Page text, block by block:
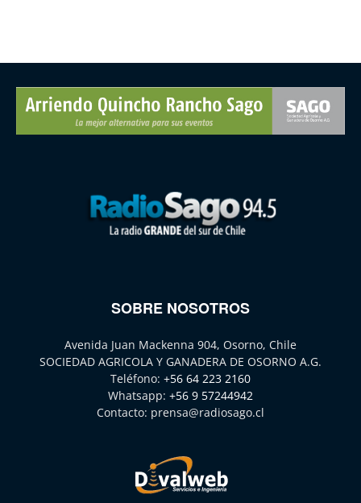
SOBRE NOSOTROS
Avenida Juan Mackenna 904, Osorno, Chile
SOCIEDAD AGRICOLA Y GANADERA DE OSORNO A.G.
Teléfono: +56 64 223 2160
Whatsapp: +56 9 57244942
Contacto: prensa@radiosago.cl